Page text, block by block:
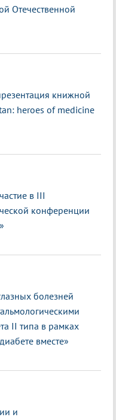
Отечественной
книжной
heroes of medicine
в III
конференции
болезней
II типа в рамках
вместе»
и